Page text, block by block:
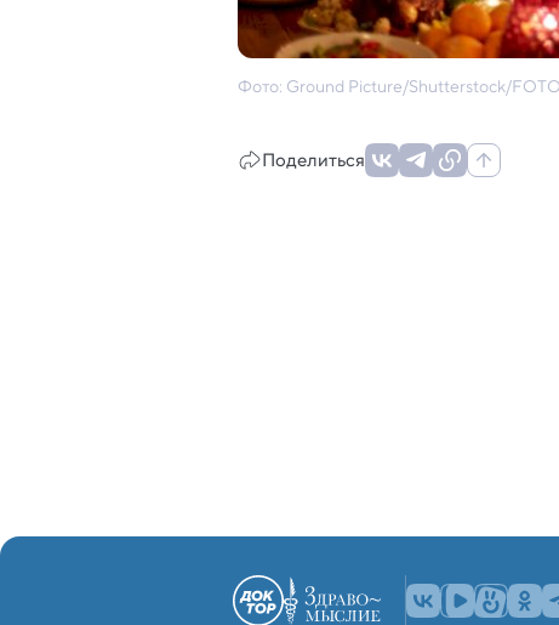
Фото: Ground Picture/Shutterstock/
Поделиться